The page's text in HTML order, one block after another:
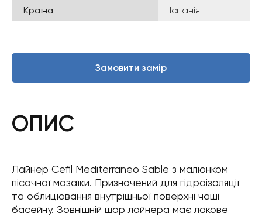
Країна
Іспанія
Замовити замір
ОПИС
Лайнер Cefil Mediterraneo Sable з малюнком
пісочної мозаїки. Призначений для гідроізоляції
та облицювання внутрішньої поверхні чаші
басейну. Зовнішній шар лайнера має лакове